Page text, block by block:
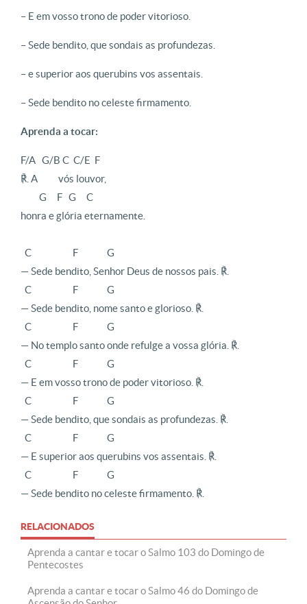
– E em vosso trono de poder vitorioso.
– Sede bendito, que sondais as profundezas.
– e superior aos querubins vos assentais.
– Sede bendito no celeste firmamento.
Aprenda a tocar:
F/A   G/B C  C/E  F
℟. A          vós louvor,
         G     F   G     C
honra e glória eternamente.
  C                    F              G
— Sede bendito, Senhor Deus de nossos pais. ℟.
  C                    F              G
— Sede bendito, nome santo e glorioso. ℟.
  C                    F              G
— No templo santo onde refulge a vossa glória. ℟.
  C                    F              G
— E em vosso trono de poder vitorioso. ℟.
  C                    F              G
— Sede bendito, que sondais as profundezas. ℟.
  C                    F              G
— E superior aos querubins vos assentais. ℟.
  C                    F              G
— Sede bendito no celeste firmamento. ℟.
RELACIONADOS
Aprenda a cantar e tocar o Salmo 103 do Domingo de
Pentecostes
Aprenda a cantar e tocar o Salmo 46 do Domingo de